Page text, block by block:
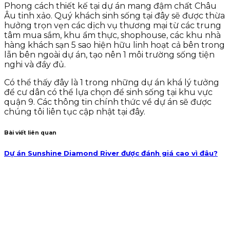
Phong cách thiết kế tại dự án mang đậm chất Châu
Âu tinh xảo. Quý khách sinh sống tại đây sẽ được thừa
hưởng trọn vẹn các dịch vụ thương mại từ các trung
tâm mua sắm, khu ẩm thực, shophouse, các khu nhà
hàng khách sạn 5 sao hiện hữu linh hoạt cả bên trong
lẫn bên ngoài dự án, tạo nên 1 môi trường sống tiện
nghi và đầy đủ.
Có thể thấy đây là 1 trong những dự án khá lý tưởng
để cư dân có thể lựa chọn để sinh sống tại khu vực
quận 9. Các thông tin chính thức về dự án sẽ được
chúng tôi liên tục cập nhật tại đây.
Bài viết liên quan
Dự án Sunshine Diamond River được đánh giá cao vì đâu?